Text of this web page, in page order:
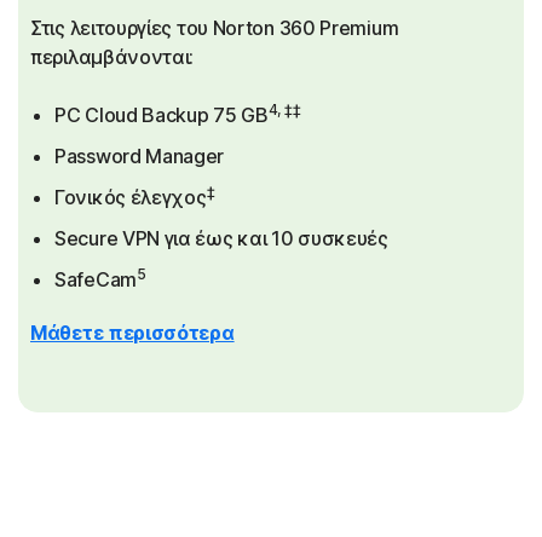
Στις λειτουργίες του Norton 360 Premium
περιλαμβάνονται:
PC Cloud Backup 75 GB4, ‡‡
Password Manager
Γονικός έλεγχος‡
Secure VPN για έως και 10 συσκευές
SafeCam5
Μάθετε περισσότερα